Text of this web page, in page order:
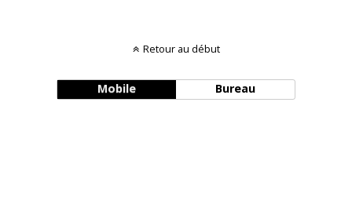
Retour au début
Mobile Bureau